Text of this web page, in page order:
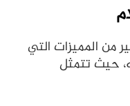
من المميزات التي
حيث تتمثل